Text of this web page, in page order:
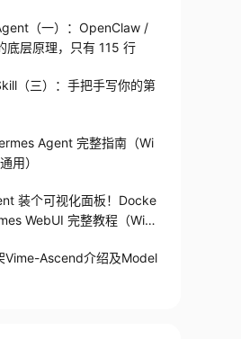
（一）：OpenClaw /
底层原理，只有 115 行
（三）：手把手写你的第
Agent 完整指南（Wi
用）
装个可视化面板！Docke
WebUI 完整教程（Win
Vime-Ascend介绍及Model